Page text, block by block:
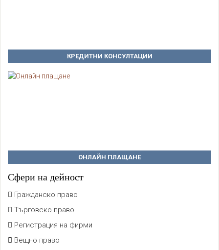
КРЕДИТНИ КОНСУЛТАЦИИ
ОНЛАЙН ПЛАЩАНЕ
Сфери на дейност
Гражданско право
Търговско право
Регистрация на фирми
Вещно право